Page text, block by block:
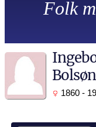
Folk
1860 -